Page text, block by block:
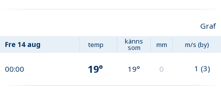
Graf
Fre 14 aug temp känns
som mm m/s (by)
00:00 19° 19° 0 1 (3)